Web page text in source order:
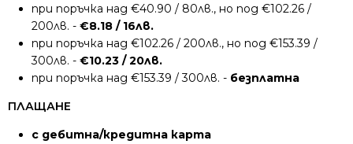
при поръчка над €40.90 / 80лв., но под €102.26 /
200лв. - €8.18 / 16лв.
при поръчка над €102.26 / 200лв., но под €153.39 /
300лв. - €10.23 / 20лв.
при поръчка над €153.39 / 300лв. - безплатна
ПЛАЩАНЕ
с дебитна/кредитна карта